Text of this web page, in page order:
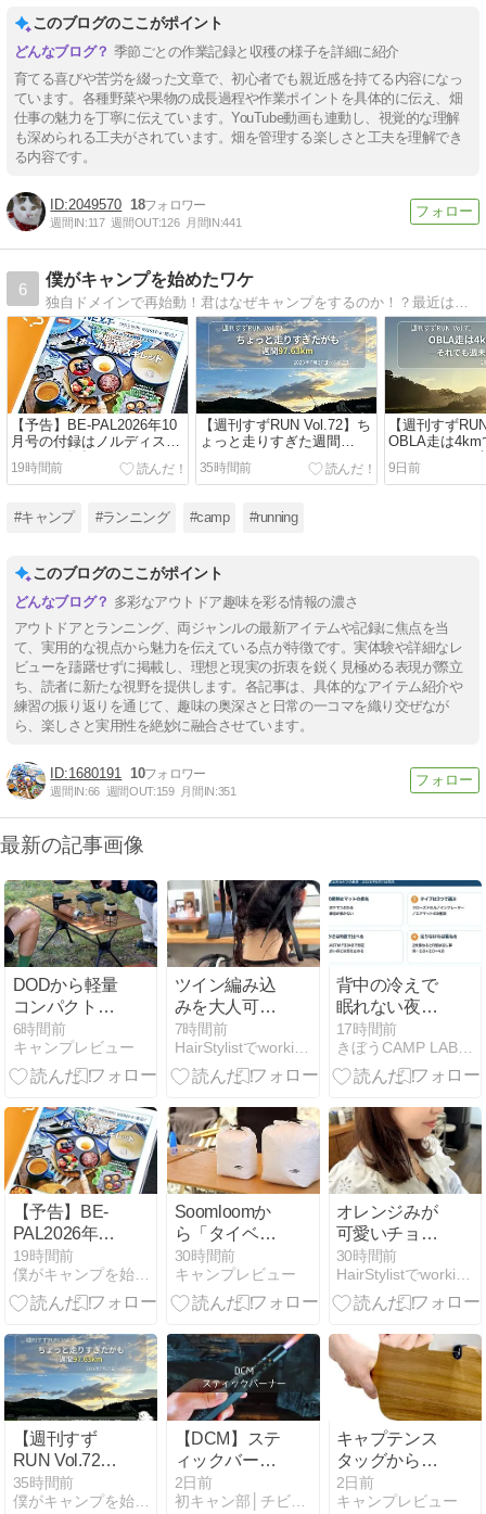
このブログのここがポイント
季節ごとの作業記録と収穫の様子を詳細に紹介
育てる喜びや苦労を綴った文章で、初心者でも親近感を持てる内容になっ
ています。各種野菜や果物の成長過程や作業ポイントを具体的に伝え、畑
仕事の魅力を丁寧に伝えています。YouTube動画も連動し、視覚的な理解
も深められる工夫がされています。畑を管理する楽しさと工夫を理解でき
る内容です。
2049570 18
週間IN:117 週間OUT:126 月間IN:441
6
僕がキャンプを始めたワケ
【予告】BE-PAL2026年10
月号の付録はノルディスク
4ホール鋳鉄スキレット｜4
つ同時に焼けて楽しそう！
19時間前
【週刊すずRUN Vol.72】ち
ょっと走りすぎた週間
97.63km――OBLA8kmと
5000mTT再挑戦｜
35時間前
【週刊すず
OBLA走は4km
――1000m×7
で粘った1週間
9日前
#キャンプ #ランニング #camp #running
このブログのここがポイント
多彩なアウトドア趣味を彩る情報の濃さ
アウトドアとランニング、両ジャンルの最新アイテムや記録に焦点を当
て、実用的な視点から魅力を伝えている点が特徴です。実体験や詳細なレ
ビューを躊躇せずに掲載し、理想と現実の折衷を鋭く見極める表現が際立
ち、読者に新たな視野を提供します。各記事は、具体的なアイテム紹介や
練習の振り返りを通じて、趣味の奥深さと日常の一コマを織り交ぜなが
ら、楽しさと実用性を絶妙に融合させています。
1680191 10
週間IN:66 週間OUT:159 月間IN:351
最新の記事画像
DODから軽量
コンパクトな
2人用テーブ
ル「マジカル
テーブル」登
6時間前
キャンプレビュー
ツイン編み込
みを大人可愛
く。リボンが
映えるフォー
マルヘアアレ
7時間前
HairStylistでworking mama Diary
背中の冷えで
眠れない夜
に。キャンプ
用マットの選
び方
17時間前
きぼうCAMP LAB｜ソロキャンプ×ミニチュアダックス
【予告】BE-
PAL2026年10
月号の付録は
ノルディスク
4ホール鋳鉄
4つ同時に焼
けて楽しそ
う！
19時間前
僕がキャンプを始めたワケ
Soomloomか
ら「タイベッ
ク 撥水収納袋
2個セット」
登場
30時間前
キャンプレビュー
オレンジみが
可愛いチョコ
レートブラウ
ン。ワイドバ
ングで大人可
30時間前
HairStylistでworking mama Diary
【週刊すず
RUN Vol.72】
ちょっと走り
すぎた週間
35時間前
僕がキャンプを始めたワケ
【DCM】ステ
ィックバーナ
ーをレビュ
ー！2,000円で
2日前
初キャン部│チビっ子連れパパママに向けたキャンプ情報の発信
キャプテンス
タッグから
「シャープナ
ー付きカッテ
2日前
キャンプレビュー